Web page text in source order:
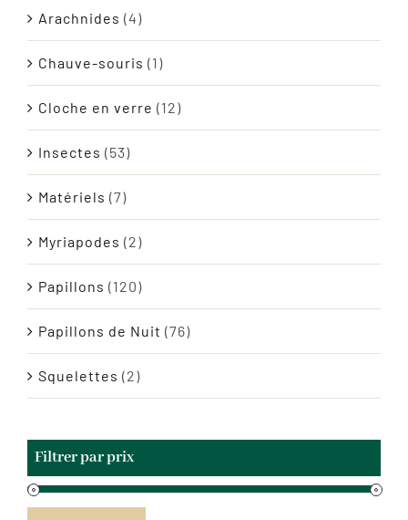
Arachnides (4)
Chauve-souris (1)
Cloche en verre (12)
Insectes (53)
Matériels (7)
Myriapodes (2)
Papillons (120)
Papillons de Nuit (76)
Squelettes (2)
Filtrer par prix